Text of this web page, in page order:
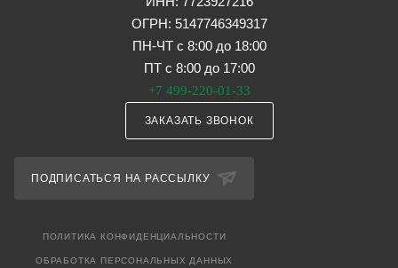
ОГРН: 5147746349317
ПН-ЧТ с 8:00 до 18:00
ПТ с 8:00 до 17:00
+7 499-220-01-33
ЗАКАЗАТЬ ЗВОНОК
ПОДПИСАТЬСЯ НА РАССЫЛКУ
ПОЛИТИКА КОНФИДЕНЦИАЛЬНОСТИ
ОБРАБОТКА ПЕРСОНАЛЬНЫХ ДАННЫХ